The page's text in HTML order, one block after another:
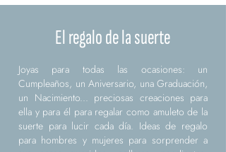
El regalo de la suerte
Joyas para todas las ocasiones: un
Cumpleaños, un Aniversario, una Graduación,
un Nacimiento... preciosas creaciones para
ella y para él para regalar como amuleto de la
suerte para lucir cada día. Ideas de regalo
para hombres y mujeres para sorprender a